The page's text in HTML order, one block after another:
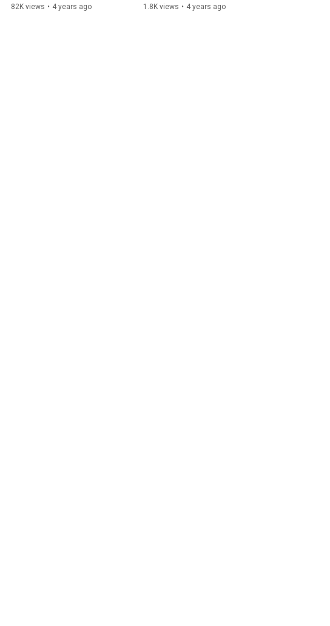
rewolucyjny mobilny
82K views • 4 years ago
generacji.
1.8K views • 4 years ago